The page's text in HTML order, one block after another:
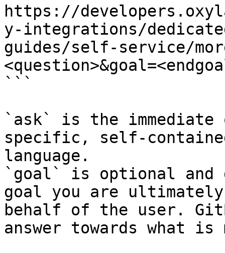
https://
y-integrations/
guides/self-service/
```
`ask` is the
specific, self-
language.
`goal` is optional and
goal you are
behalf of the user.
answer towards what